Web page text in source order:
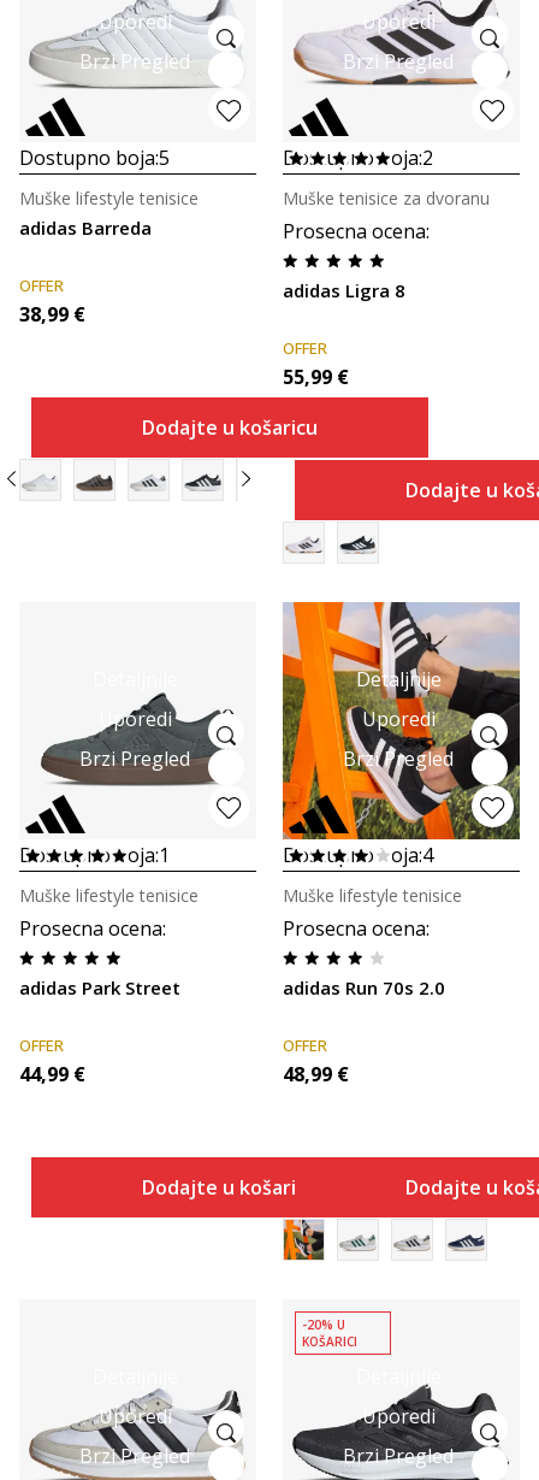
Uporedi
Brzi Pregled
Dostupno boja:5
adidas Barreda
Muške lifestyle tenisice
OFFER
38,99 €
Dodajte u košaricu
Uporedi
Brzi Pregled
Dostupno boja:2
Prosecna ocena:
adidas Ligra 8
Muške tenisice za dvoranu
OFFER
55,99 €
Dodajte u
Uporedi
Brzi Pregled
Dostupno boja:1
Prosecna ocena:
adidas Park Street
Muške lifestyle tenisice
OFFER
44,99 €
Dodajte u košaricu
Detaljnije
Uporedi
Brzi Pregled
Dostupno boja:4
Prosecna ocena:
adidas Run 70s 2.0
Muške lifestyle tenisice
OFFER
48,99 €
Dodajte u
Uporedi
Brzi Pregled
Uporedi
Brzi Pregled
-20% U
KOŠARICI